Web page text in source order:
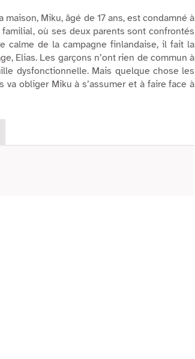
Miku, âgé de 17 ans, est condamné à
où ses deux parents sont confrontés
calme de la campagne finlandaise, il fait la
Elias. Les garçons n’ont rien de commun à
dysfonctionnelle. Mais quelque chose les
va obliger Miku à s’assumer et à faire face à